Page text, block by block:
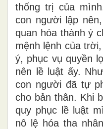
thống trị của
con người lập
quan hóa thành ý
mệnh lệnh của
ý, phục vụ quyền
nên lề luật ấy.
con người đã tự
cho bản thân. Khi
quy phục lề luật
nô lệ hóa tha